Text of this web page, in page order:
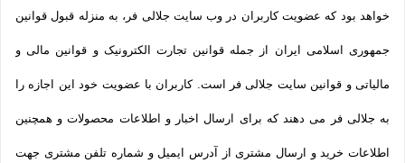
خواهد بود که عضویت کاربران در وب سایت جلالی فر، به منزله قبول قوانین
جمهوری اسلامی ایران از جمله قوانین تجارت الکترونیک و قوانین مالی و
مالیاتی و قوانین سایت جلالی فر است. کاربران با عضویت خود این اجازه را
به جلالی فر می دهند که برای ارسال اخبار و اطلاعات محصولات و همچنین
اطلاعات خرید و ارسال مشتری از آدرس ایمیل و شماره تلفن مشتری جهت